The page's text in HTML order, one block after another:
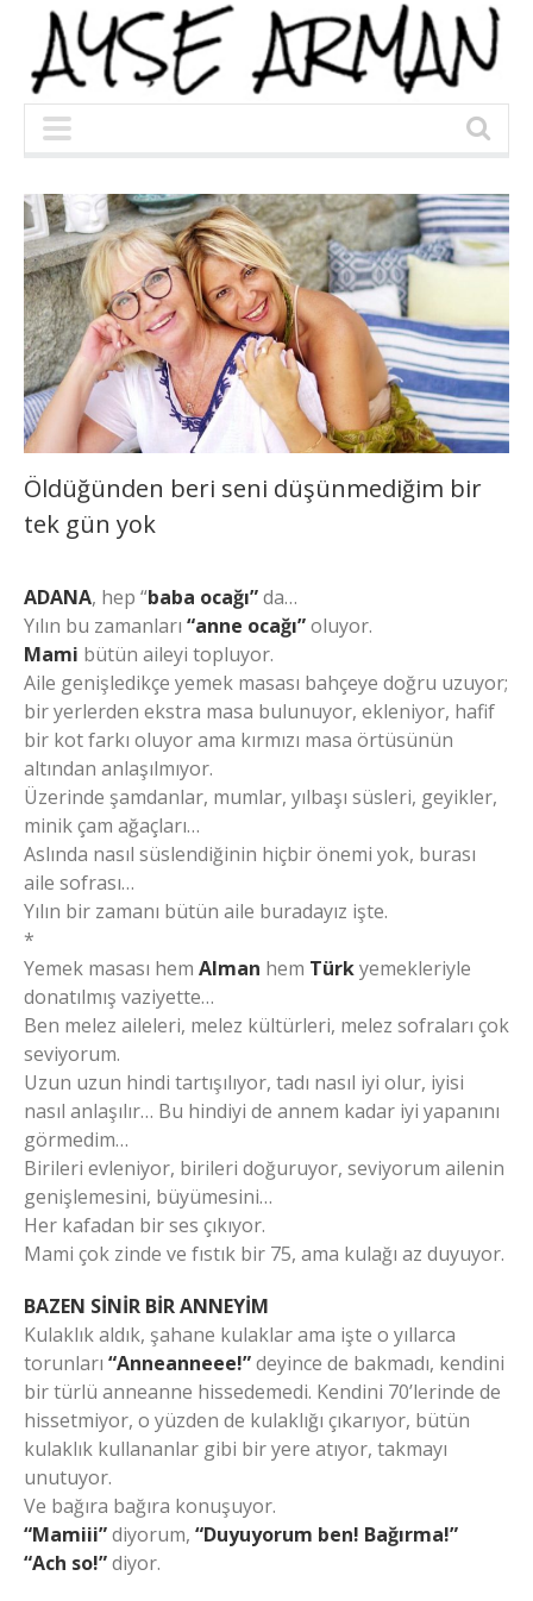
Öldüğünden beri seni düşünmediğim bir
tek gün yok
ADANA, hep “baba ocağı”da…
Yılın bu zamanları “anne ocağı”oluyor.
Mami bütün aileyi topluyor.
Aile genişledikçe yemek masası bahçeye doğru uzuyor;
bir yerlerden ekstra masa bulunuyor, ekleniyor, hafif
bir kot farkı oluyor ama kırmızı masa örtüsünün
altından anlaşılmıyor.
Üzerinde şamdanlar, mumlar, yılbaşı süsleri, geyikler,
minik çam ağaçları…
Aslında nasıl süslendiğinin hiçbir önemi yok, burası
aile sofrası…
Yılın bir zamanı bütün aile buradayız işte.
*
Yemek masası hem Alman hem Türkyemekleriyle
donatılmış vaziyette…
Ben melez aileleri, melez kültürleri, melez sofraları çok
seviyorum.
Uzun uzun hindi tartışılıyor, tadı nasıl iyi olur, iyisi
nasıl anlaşılır… Bu hindiyi de annem kadar iyi yapanını
görmedim…
Birileri evleniyor, birileri doğuruyor, seviyorum ailenin
genişlemesini, büyümesini…
Her kafadan bir ses çıkıyor.
Mami çok zinde ve fıstık bir 75, ama kulağı az duyuyor.
BAZEN SİNİR BİR ANNEYİM
Kulaklık aldık, şahane kulaklar ama işte o yıllarca
torunları “Anneanneee!”deyince de bakmadı, kendini
bir türlü anneanne hissedemedi. Kendini 70’lerinde de
hissetmiyor, o yüzden de kulaklığı çıkarıyor, bütün
kulaklık kullananlar gibi bir yere atıyor, takmayı
unutuyor.
Ve bağıra bağıra konuşuyor.
“Mamiii”diyorum, “Duyuyorum ben! Bağırma!”
“Ach so!”diyor.